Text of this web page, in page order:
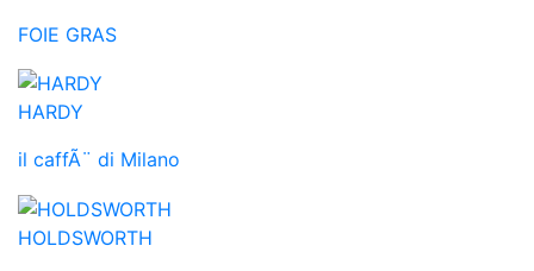
FOIE GRAS
HARDY
il caffÃ¨ di Milano
HOLDSWORTH